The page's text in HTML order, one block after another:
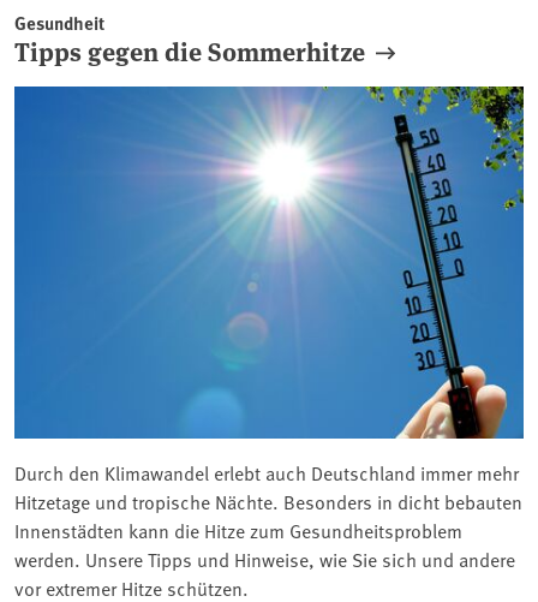
Gesundheit
Tipps gegen die Sommerhitze
Durch den Klimawandel erlebt auch Deutschland immer mehr
Hitzetage und tropische Nächte. Besonders in dicht bebauten
Innenstädten kann die Hitze zum Gesundheitsproblem
werden. Unsere Tipps und Hinweise, wie Sie sich und andere
vor extremer Hitze schützen.